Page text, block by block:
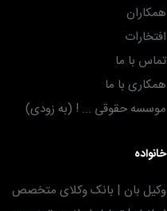
همکاران
افتخارات
تماس با ما
همکاری با ما
موسسه حقوقی ... ! (به زودی)
خانواده
وکیل بان | بانک وکلای متخصص